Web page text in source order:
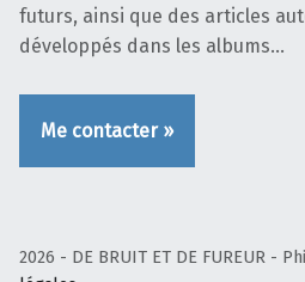
futurs, ainsi que des articles
développés dans les albums…
Me contacter »
2026 - DE BRUIT ET DE FUREUR -